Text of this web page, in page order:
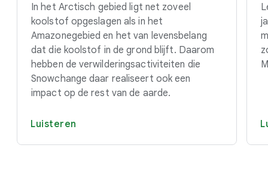
In het Arctisch gebied ligt net zoveel
koolstof opgeslagen als in het
Amazonegebied en het van levensbelang
dat die koolstof in de grond blijft. Daarom
hebben de verwilderingsactiviteiten die
Snowchange daar realiseert ook een
impact op de rest van de aarde.
Luisteren